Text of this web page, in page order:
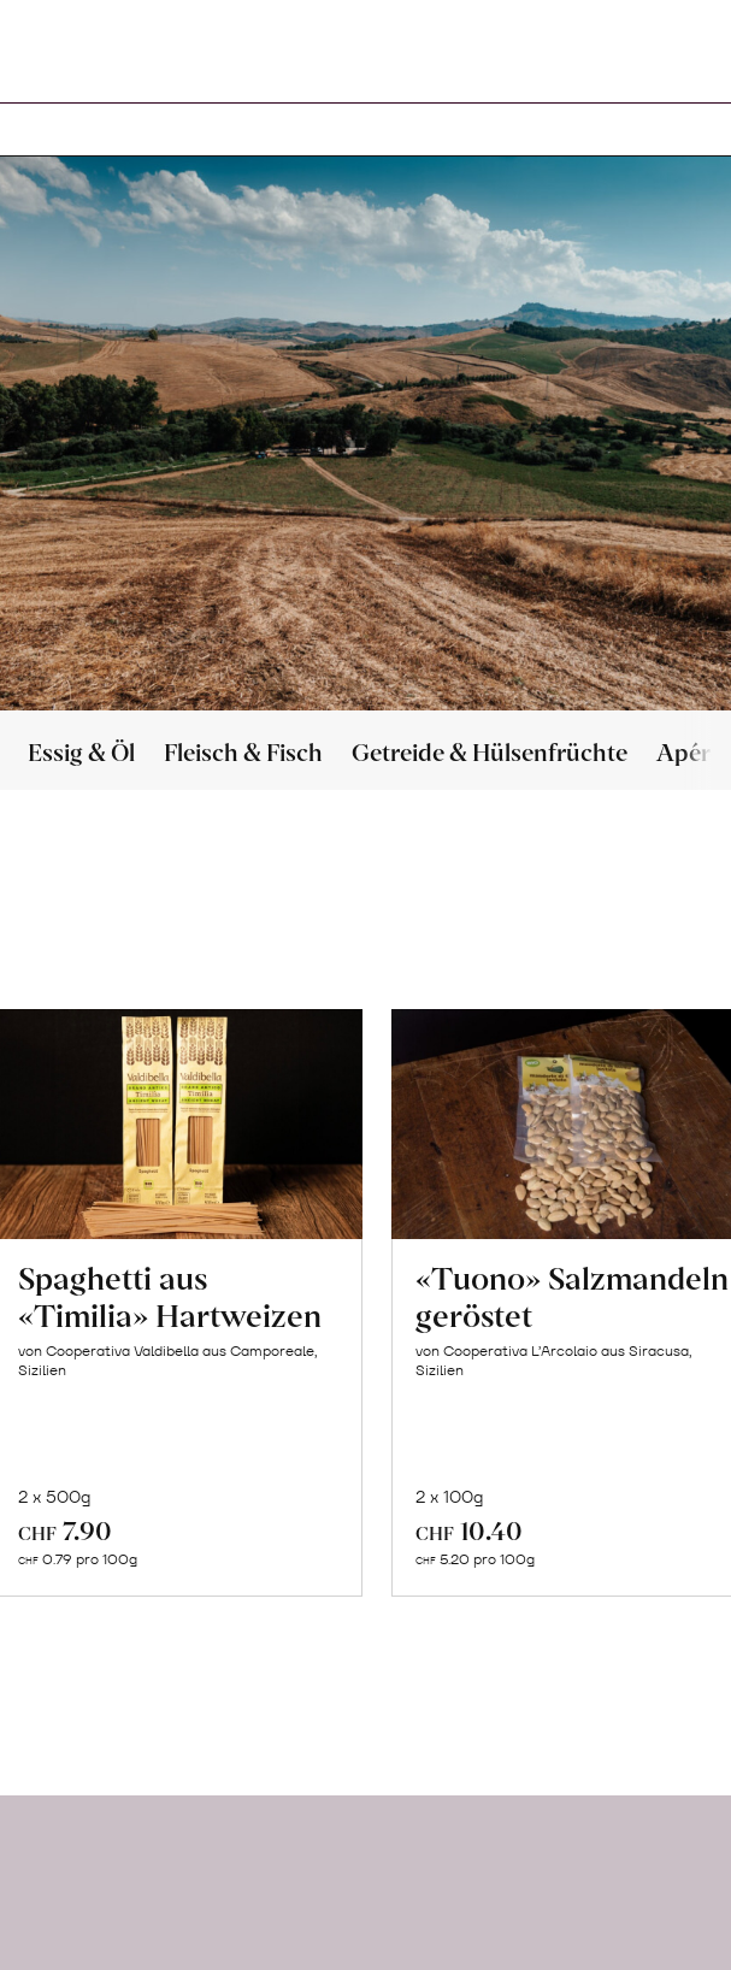
Essig & Öl Fleisch & Fisch Getreide & Hülsenfrüchte Apéro
Spaghetti aus
«Timilia» Hartweizen
von Cooperativa Valdibella aus Camporeale,
Sizilien
2 x 500g
CHF 7.90
CHF 0.79 pro 100g
«Tuono» Salzmandeln
geröstet
von Cooperativa L’Arcolaio aus Siracusa,
Sizilien
2 x 100g
CHF 10.40
CHF 5.20 pro 100g